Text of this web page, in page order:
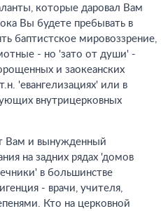
которые даровал Вам
Вы будете пребывать в
баптистское мировоззрение,
- но 'зато от души' -
и заокеанских
'евангелизациях' или в
внутрицерковных
Вам и вынужденный
на задних рядах 'домов
в большинстве
- врачи, учителя,
Кто на церковной